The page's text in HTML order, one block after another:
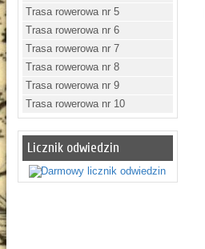
Trasa rowerowa nr 5
Trasa rowerowa nr 6
Trasa rowerowa nr 7
Trasa rowerowa nr 8
Trasa rowerowa nr 9
Trasa rowerowa nr 10
Licznik odwiedzin